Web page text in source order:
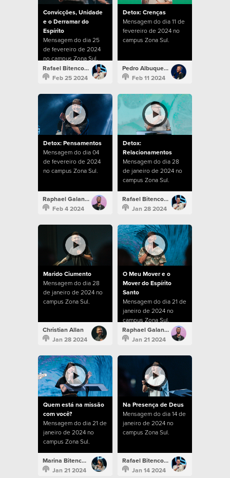
Convicções, Unidade
e o Derramar do
Espírito
Mensagem do dia 25
de fevereiro de 2024
no campus Zona Sul.
Rafael Bitencourt
Feb 25 2024
Detox: Crenças
Mensagem do dia 11 de
fevereiro de 2024 no
campus Zona Sul.
Pedro Albuquerque
Feb 11 2024
Detox: Pensamentos
Mensagem do dia 04
de fevereiro de 2024
no campus Zona Sul.
Raphael Galante
Feb 4 2024
Detox:
Relacionamentos
Mensagem do dia 28
de janeiro de 2024 no
campus Zona Sul.
Rafael Bitencourt
Jan 28 2024
Marido Ciumento
Mensagem do dia 28
de janeiro de 2024 no
campus Zona Sul.
Christian Allan
Jan 28 2024
O Meu Mover e o
Mover do Espírito
Santo
Mensagem do dia 21 de
janeiro de 2024 no
campus Zona Sul.
Raphael Galante
Jan 21 2024
Quem está na missão
com você?
Mensagem do dia 21 de
janeiro de 2024 no
campus Zona Sul.
Marina Bitencourt
Jan 21 2024
Na Presença de Deus
Mensagem do dia 14 de
janeiro de 2024 no
campus Zona Sul.
Rafael Bitencourt
Jan 14 2024